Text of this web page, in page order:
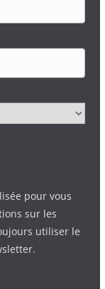
pour vous
sur les
utiliser le